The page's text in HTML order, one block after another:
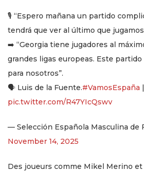
🎙️ “Espero mañana un partido
tendrá que ver al último que
➡️ “Georgia tiene jugadores al
grandes ligas europeas. Este
para nosotros”.
🗣️ Luis de la Fuente.#VamosEspaña |
pic.twitter.com/R47YIcQswv
— Selección Española Masculina de
November 14, 2025
Des joueurs comme Mikel Merino